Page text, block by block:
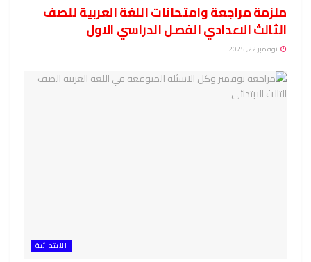
ملزمة مراجعة وامتحانات اللغة العربية للصف
الثالث الاعدادي الفصل الدراسي الاول
نوفمبر 22, 2025
الابتدائية